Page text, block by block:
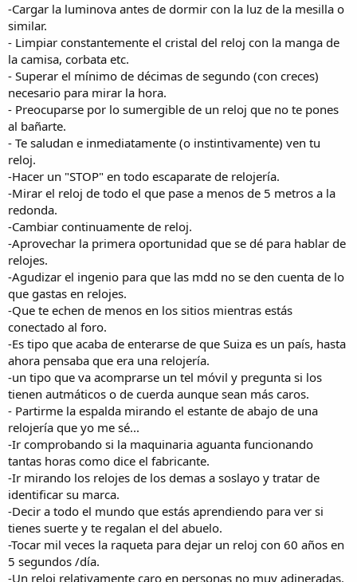
-Cargar la luminova antes de dormir con la luz de la mesilla o
similar.
- Limpiar constantemente el cristal del reloj con la manga de
la camisa, corbata etc.
- Superar el mínimo de décimas de segundo (con creces)
necesario para mirar la hora.
- Preocuparse por lo sumergible de un reloj que no te pones
al bañarte.
- Te saludan e inmediatamente (o instintivamente) ven tu
reloj.
-Hacer un "STOP" en todo escaparate de relojería.
-Mirar el reloj de todo el que pase a menos de 5 metros a la
redonda.
-Cambiar continuamente de reloj.
-Aprovechar la primera oportunidad que se dé para hablar de
relojes.
-Agudizar el ingenio para que las mdd no se den cuenta de lo
que gastas en relojes.
-Que te echen de menos en los sitios mientras estás
conectado al foro.
-Es tipo que acaba de enterarse de que Suiza es un país, hasta
ahora pensaba que era una relojería.
-un tipo que va acomprarse un tel móvil y pregunta si los
tienen autmáticos o de cuerda aunque sean más caros.
- Partirme la espalda mirando el estante de abajo de una
relojería que yo me sé...
-Ir comprobando si la maquinaria aguanta funcionando
tantas horas como dice el fabricante.
-Ir mirando los relojes de los demas a soslayo y tratar de
identificar su marca.
-Decir a todo el mundo que estás aprendiendo para ver si
tienes suerte y te regalan el del abuelo.
-Tocar mil veces la raqueta para dejar un reloj con 60 años en
5 segundos /día.
-Un reloj relativamente caro en personas no muy adineradas.